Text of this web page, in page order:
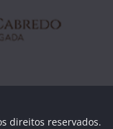
direitos reservados.